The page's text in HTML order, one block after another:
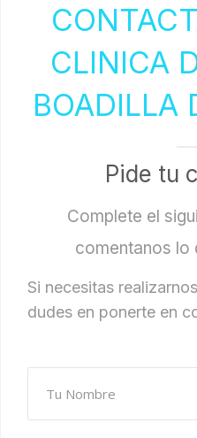
CLINICA
BOADILLA
Pide tu
Complete el
comentanos lo
Si necesitas
dudes en ponerte en